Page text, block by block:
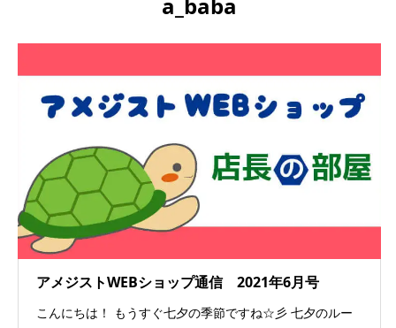
アメジストWEBショップ通信 2021年6月号
こんにちは！ もうすぐ七夕の季節ですね☆彡 七夕のルー